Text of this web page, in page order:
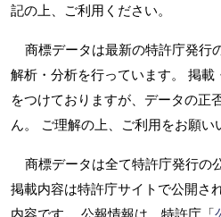
記の上、ご利用ください。
商標データは最新の特許庁発行
解析・分析を行っています。 掲
をつけておりますが、データの正
ん。 ご理解の上、ご利用をお願い
商標データは全て特許庁発行の
掲載内容は特許庁サイトで公開さ